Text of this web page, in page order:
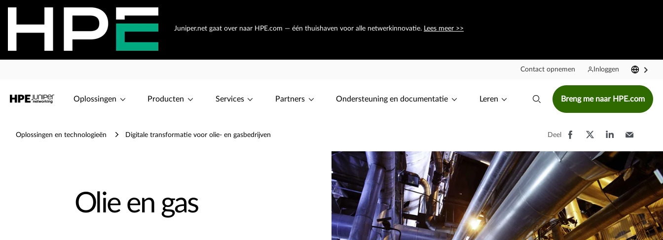
Juniper.net gaat over naar HPE.com — één thuishaven voor alle netwerkinnovatie. Lees meer >>
Contact opnemen Inloggen
Oplossingen Producten Services Partners Ondersteuning en documentatie Leren Breng me naar HPE.com
Oplossingen en technologieën Digitale transformatie voor olie- en gasbedrijven Deel
Olie en gas